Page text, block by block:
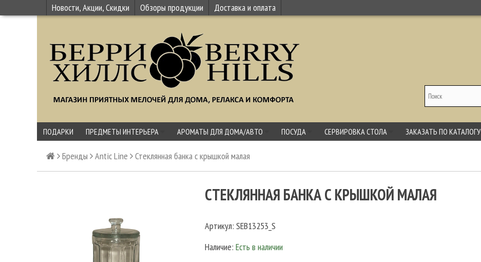
Новости, Акции, Скидки Обзоры продукции Доставка и оплата
ПОДАРКИ ПРЕДМЕТЫ ИНТЕРЬЕРА АРОМАТЫ ДЛЯ ДОМА/АВТО ПОСУДА СЕРВИРОВКА СТОЛА ЗАКАЗАТЬ ПО КАТАЛОГУ
Бренды Antic Line Стеклянная банка с крышкой малая
СТЕКЛЯННАЯ БАНКА С КРЫШКОЙ МАЛАЯ
Артикул: SEB13253_S
Наличие: Есть в наличии